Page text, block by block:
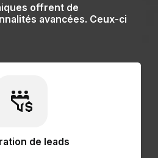
offrent de
avancées. Ceux-ci
de leads